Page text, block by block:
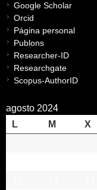
Google Scholar
Orcid
Página personal
Publons
Researcher-ID
Researchgate
Scopus-AuthorID
agosto 2024
L
M X